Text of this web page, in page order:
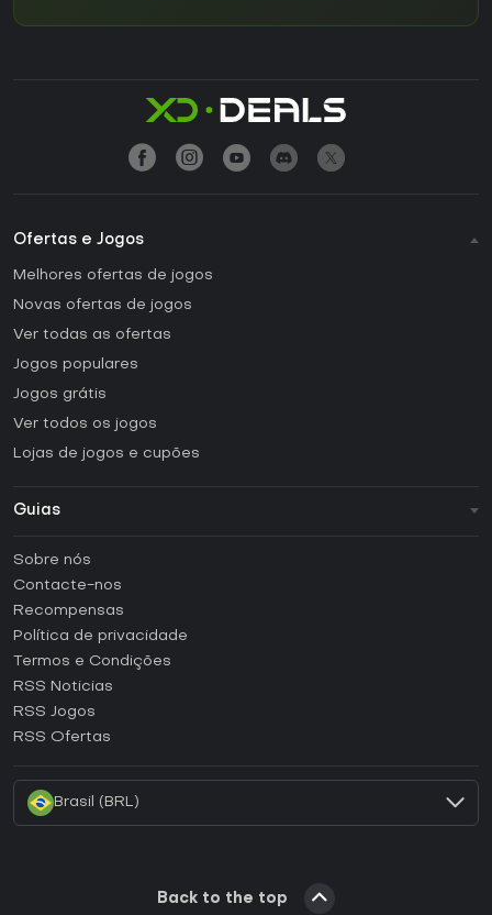
Ofertas e Jogos
Melhores ofertas de jogos
Novas ofertas de jogos
Ver todas as ofertas
Jogos populares
Jogos grátis
Ver todos os jogos
Lojas de jogos e cupões
Guias
Como ativar uma CD Key Steam?
Como ativar uma CD Key Epic Games?
Como ativar uma CD Key GOG?
Como ativar uma CD Key Ubisoft Connect?
Como ativar uma CD Key EA App?
Sobre nós
Contacte-nos
Recompensas
Política de privacidade
Termos e Condições
RSS Noticias
RSS Jogos
RSS Ofertas
Brasil (BRL)
Back to the top